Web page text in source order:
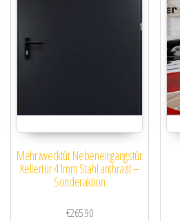
Mehrzwecktür Nebeneingangstür
Kellertür 41mm Stahl anthrazit –
Sonderaktion
€265.90